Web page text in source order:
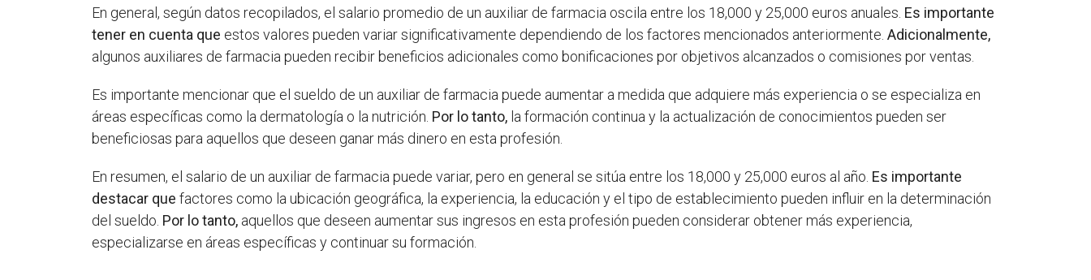
En general, según datos recopilados, el salario promedio de un auxiliar de farmacia oscila entre los 18,000 y 25,000 euros anuales. Es importante
tener en cuenta que estos valores pueden variar significativamente dependiendo de los factores mencionados anteriormente.Adicionalmente,
algunos auxiliares de farmacia pueden recibir beneficios adicionales como bonificaciones por objetivos alcanzados o comisiones por ventas.
Es importante mencionar que el sueldo de un auxiliar de farmacia puede aumentar a medida que adquiere más experiencia o se especializa en
áreas específicas como la dermatología o la nutrición. Por lo tanto, la formación continua y la actualización de conocimientos pueden ser
beneficiosas para aquellos que deseen ganar más dinero en esta profesión.
En resumen, el salario de un auxiliar de farmacia puede variar, pero en general se sitúa entre los 18,000 y 25,000 euros al año. Es importante
destacar que factores como la ubicación geográfica, la experiencia, la educación y el tipo de establecimiento pueden influir en la determinación
del sueldo. Por lo tanto, aquellos que deseen aumentar sus ingresos en esta profesión pueden considerar obtener más experiencia,
especializarse en áreas específicas y continuar su formación.